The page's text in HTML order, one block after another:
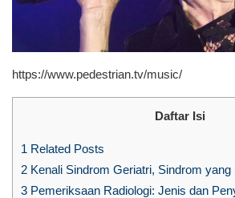
https://www.pedestrian.tv/music/
Daftar Isi
1 Related Posts
2 Kenali Sindrom Geriatri, Sindrom yang
3 Pemeriksaan Radiologi: Jenis dan